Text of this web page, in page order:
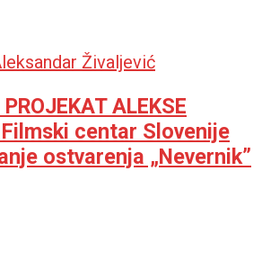
ALEKSE
Filmski centar Slovenije
ostvarenja „Nevernik”